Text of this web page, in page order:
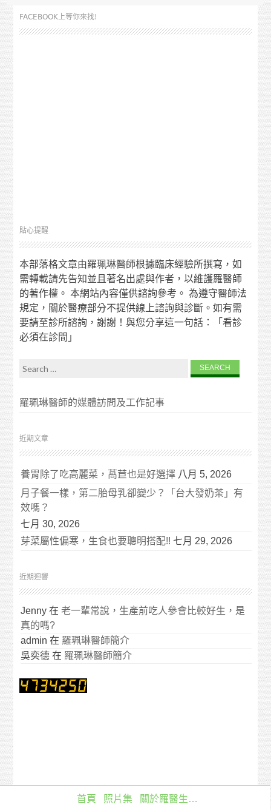
FACEBOOK上等你來找!
貼心提醒
本部落格文章由羅珮琳醫師根據臨床經驗所撰寫，如
需轉載請先告知並且著名出處與作者，以維護羅醫師
的著作權。 本網站內容僅供諮詢參考。 為遵守醫師法
規定，關於醫療部分不提供線上諮詢與診斷。如有需
要請至診所諮詢，謝謝！與您分享這一句話：「看診
必須在診間」
Search for:
羅珮琳醫師的媒體訪問及工作記事
近期文章
養胃除了吃高麗菜，萵苣也是好選擇 八月 5, 2026
月子餐一樣，第二胎母乳卻變少？「台大發奶茶」有
效嗎？
七月 30, 2026
芽菜屬性偏寒，生食也要聰明搭配!! 七月 29, 2026
近期迴響
Jenny 在老一輩常說，生產前吃人參會比較好生，是
真的嗎?
admin 在 羅珮琳醫師簡介
吳奕德 在 羅珮琳醫師簡介
首頁 照片集 關於羅醫生…